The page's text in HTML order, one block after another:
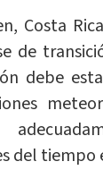
Costa
de
debe
del tiempo